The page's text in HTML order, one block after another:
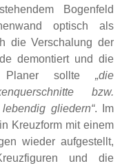
Bogenfeld
optisch als
die Verschalung der
demontiert und die
Planer sollte „die
bzw.
gliedern“. Im
Kreuzform mit einem
wieder aufgestellt,
und die